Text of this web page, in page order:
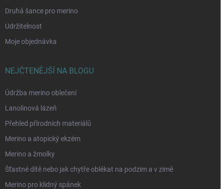
Druhá šance pro merino
Udržitelnost
Moje objednávka
NEJČTENĚJŠÍ NA BLOGU
Údržba merino oblečení
Lanolinová lázeň
Přehled přírodních materiálů
Merino a atopický ekzém
Merino a žmolky
Šťastné dítě nebo jak chytře oblékat na podzim a v zimě
Merino pro klidný spánek